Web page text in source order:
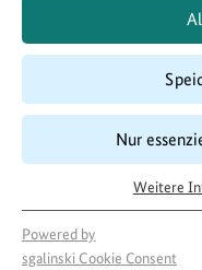
Nur
Weitere
Powered by
sgalinski Cookie Consent
Laufzeit
07/2021
Projektakteur
Evangelisch-